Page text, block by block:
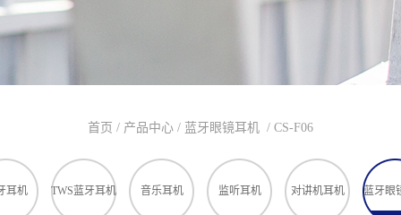
耳机 TWS蓝牙耳机 音乐耳机 监听耳机 对讲机耳机 蓝牙眼
首页 / 产品中心 / 蓝牙眼镜耳机 / CS-F06